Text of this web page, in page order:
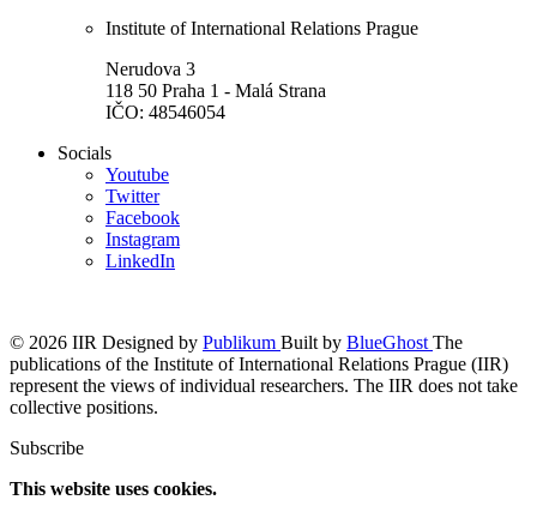
Institute of International Relations Prague
Nerudova 3
118 50 Praha 1 - Malá Strana
IČO: 48546054
Socials
Youtube
Twitter
Facebook
Instagram
LinkedIn
© 2026 IIR Designed by Publikum Built by BlueGhostThe
publications of the Institute of International Relations Prague (IIR)
represent the views of individual researchers. The IIR does not take
collective positions.
Subscribe
This website uses cookies.